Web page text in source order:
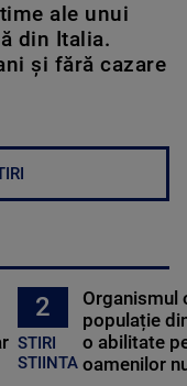
ale unui
din Italia.
și fără cazare
2
STIRI
STIINTA
Organismul
populație
o abilitate
oamenilor